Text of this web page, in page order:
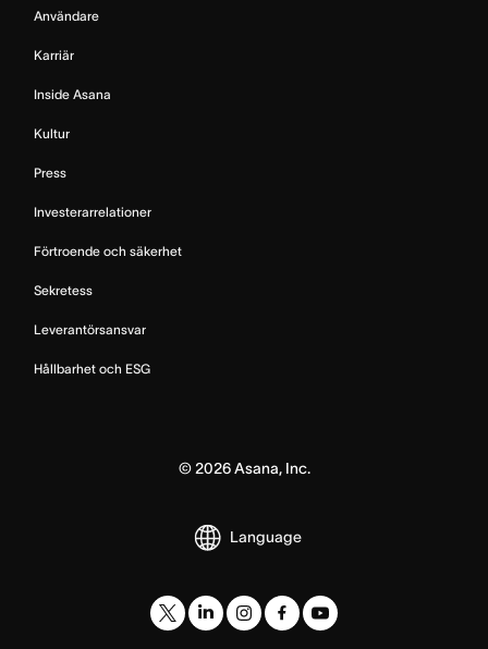
Användare
Karriär
Inside Asana
Kultur
Press
Investerarrelationer
Förtroende och säkerhet
Sekretess
Leverantörsansvar
Hållbarhet och ESG
© 2026Asana, Inc.
Language